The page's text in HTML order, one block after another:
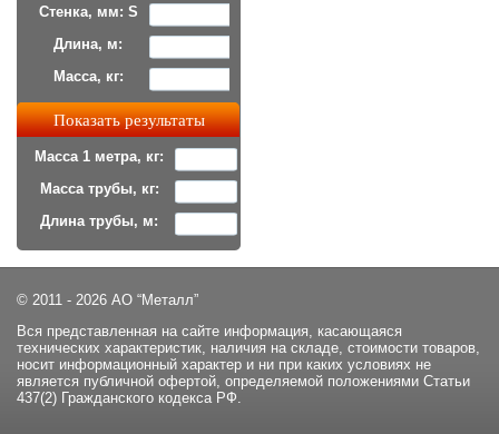
Стенка, мм: S
Длина, м:
Масса, кг:
Масса 1 метра, кг:
Масса трубы, кг:
Длина трубы, м:
© 2011 - 2026 АО “Металл”
Вся представленная на сайте информация, касающаяся
технических характеристик, наличия на складе, стоимости товаров,
носит информационный характер и ни при каких условиях не
является публичной офертой, определяемой положениями Статьи
437(2) Гражданского кодекса РФ.